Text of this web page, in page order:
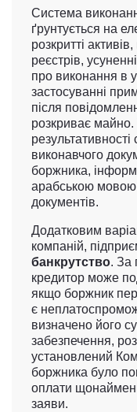
Система
ґрунтується на
розкритті
реєстрів,
про виконання в
застосуванні
після
розкриває майно.
виконавчого
боржника,
арабською мовою
документів.
Додатковим
компаній,
банкрутство. За
кредитор може
якщо боржник
є
визначено його
забезпечення,
установлений
боржника було
оплати
заяви.